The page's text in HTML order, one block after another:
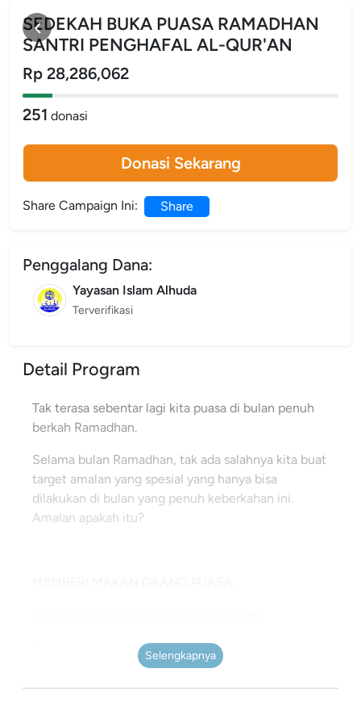
SEDEKAH BUKA PUASA RAMADHAN
SANTRI PENGHAFAL AL-QUR'AN
Rp 28,286,062
251 donasi
Donasi Sekarang
Share Campaign Ini: Share
Penggalang Dana:
Yayasan Islam Alhuda
Terverifikasi
Detail Program
Tak terasa sebentar lagi kita puasa di bulan penuh
berkah Ramadhan.
Selama bulan Ramadhan, tak ada salahnya kita buat
target amalan yang spesial yang hanya bisa
dilakukan di bulan yang penuh keberkahan ini.
Amalan apakah itu?
“Orang yang memberikan hidangan berbuka puasa
kepada orang lain yang berpuasa, ia akan
mendapatkan pahala orang tersebut tanpa
Selengkapnya